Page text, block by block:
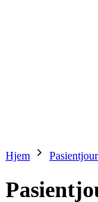
Hjem